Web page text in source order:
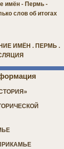
имён - Пермь -
слов об итогах
ИМЁН . ПЕРМЬ .